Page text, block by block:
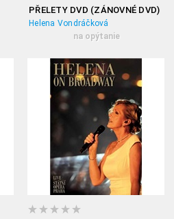
PŘELETY DVD (ZÁNOVNÉ DVD)
Helena Vondráčková
na opýtanie